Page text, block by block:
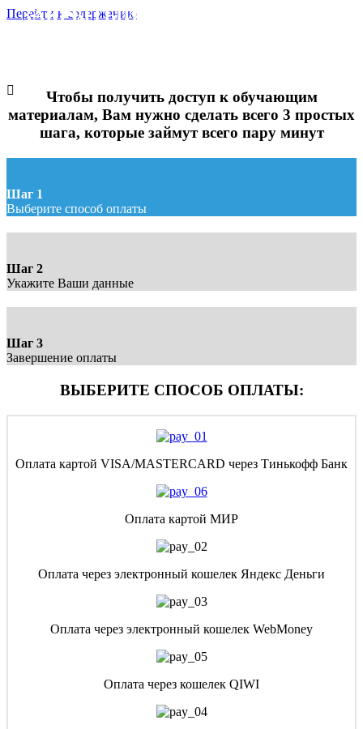
Перейти к содержанию
ЗАКРЫТЫЙ ПОШАГОВЫЙ КУРС
Чтобы получить доступ к обучающим
материалам, Вам нужно сделать всего 3 простых
шага, которые займут всего пару минут
Шаг 1
Выберите способ оплаты
Шаг 2
Укажите Ваши данные
Шаг 3
Завершение оплаты
ВЫБЕРИТЕ СПОСОБ ОПЛАТЫ:
Оплата картой VISA/MASTERCARD через Тинькофф Банк
Оплата картой МИР
Оплата через электронный кошелек Яндекс Деньги
Оплата через электронный кошелек WebMoney
Оплата через кошелек QIWI